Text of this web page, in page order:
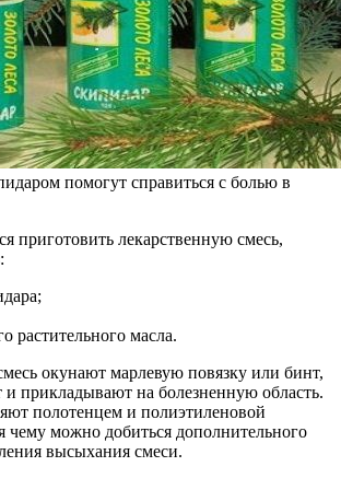
помогут справиться с болью в
приготовить лекарственную смесь,
растительного масла.
окунают марлевую повязку или бинт,
прикладывают на болезненную область.
полотенцем и полиэтиленовой
чему можно добиться дополнительного
высыхания смеси.